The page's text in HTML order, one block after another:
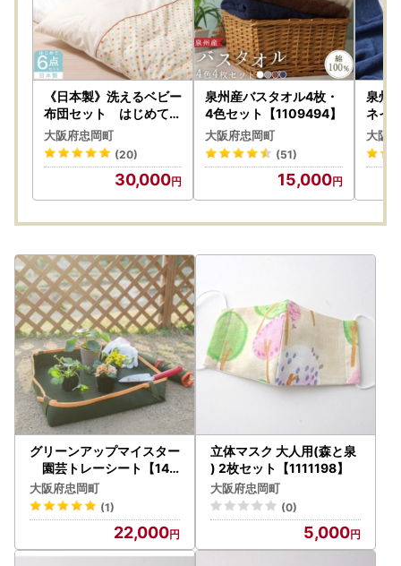
《日本製》洗えるベビー
布団セット はじめて6
点セット (ベージュ)【
1051164】
大阪府忠岡町
(20)
30,000
泉州産バスタオル4枚・
4色セット【1109494】
大阪府忠岡町
(51)
15,000
泉州
ネイ
大阪
グリーンアップマイスター
園芸トレーシート【142
6820】
大阪府忠岡町
(1)
22,000
立体マスク 大人用(森と泉
) 2枚セット【1111198】
大阪府忠岡町
(0)
5,000